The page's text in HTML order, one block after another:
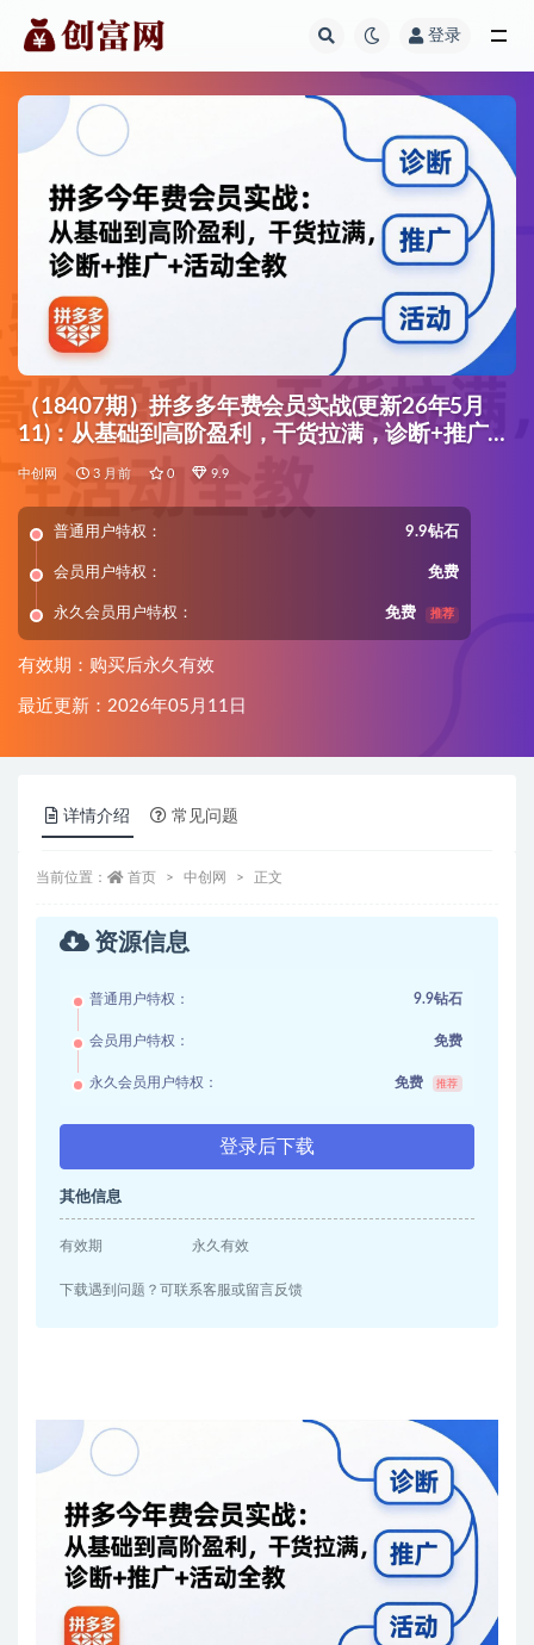
登录
（18407期）拼多多年费会员实战(更新26年5月
11)：从基础到高阶盈利，干货拉满，诊断+推广
+活动全教
中创网 3 月前 0 9.9
普通用户特权： 9.9钻石
会员用户特权： 免费
永久会员用户特权： 免费 推荐
有效期：购买后永久有效
最近更新：2026年05月11日
详情介绍 常见问题
当前位置： 首页 中创网 正文
资源信息
普通用户特权： 9.9钻石
会员用户特权： 免费
永久会员用户特权： 免费 推荐
登录后下载
其他信息
有效期 永久有效
下载遇到问题？可联系客服或留言反馈